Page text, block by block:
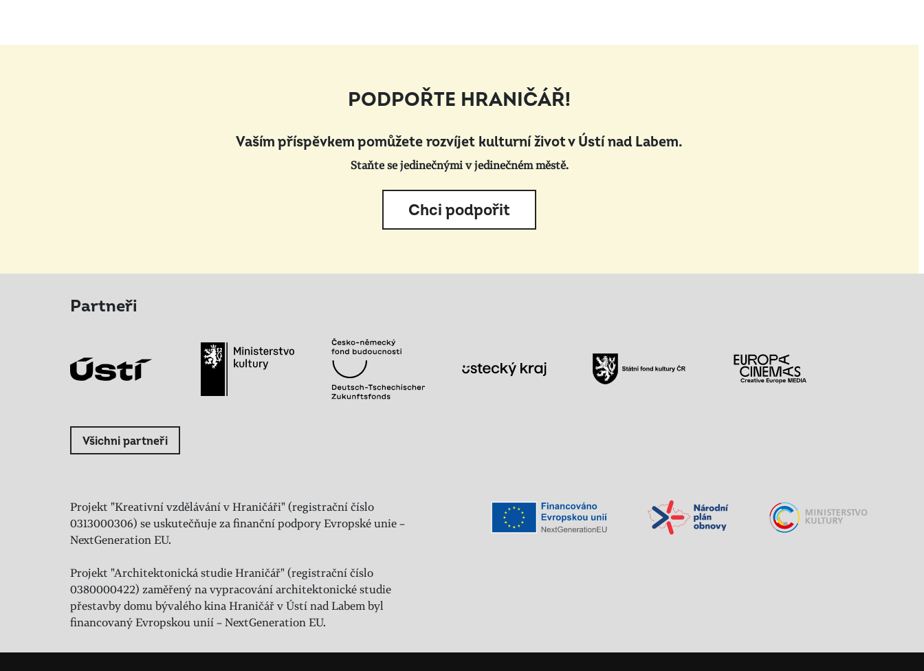
PODPOŘTE HRANIČÁŘ!
Vaším příspěvkem pomůžete rozvíjet kulturní život v Ústí nad Labem.
Staňte se jedinečnými v jedinečném městě.
Chci podpořit
Partneři
Všichni partneři
Projekt "Kreativní vzdělávání v Hraničáři" (registrační číslo
0313000306) se uskutečňuje za finanční podpory Evropské unie –
NextGeneration EU.
Projekt "Architektonická studie Hraničář" (registrační číslo
0380000422) zaměřený na vypracování architektonické studie
přestavby domu bývalého kina Hraničář v Ústí nad Labem byl
financovaný Evropskou unií – NextGeneration EU.